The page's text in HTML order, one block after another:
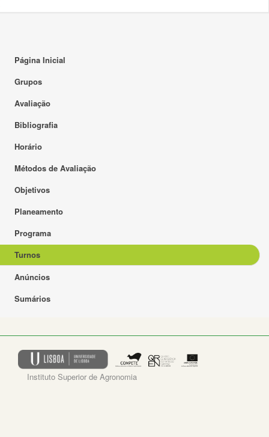
Página Inicial
Grupos
Avaliação
Bibliografia
Horário
Métodos de Avaliação
Objetivos
Planeamento
Programa
Turnos
Anúncios
Sumários
Instituto Superior de Agronomia